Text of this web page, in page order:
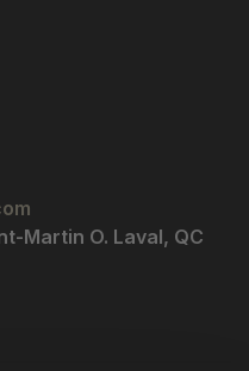
Martin O. Laval, QC